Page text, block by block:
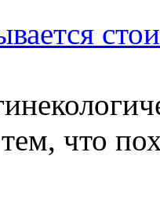
что